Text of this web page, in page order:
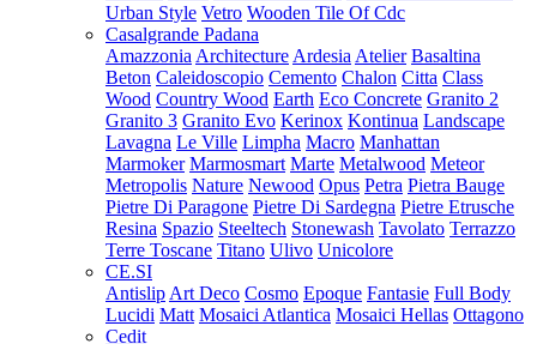
Urban Style Vetro Wooden Tile Of Cdc
Casalgrande Padana
Amazzonia Architecture Ardesia Atelier Basaltina
Beton Caleidoscopio Cemento Chalon Citta Class
Wood Country Wood Earth Eco Concrete Granito 2
Granito 3 Granito Evo Kerinox Kontinua Landscape
Lavagna Le Ville Limpha Macro Manhattan
Marmoker Marmosmart Marte Metalwood Meteor
Metropolis Nature Newood Opus Petra Pietra Bauge
Pietre Di Paragone Pietre Di Sardegna Pietre Etrusche
Resina Spazio Steeltech Stonewash Tavolato Terrazzo
Terre Toscane Titano Ulivo Unicolore
CE.SI
Antislip Art Deco Cosmo Epoque Fantasie Full Body
Lucidi Matt Mosaici Atlantica Mosaici Hellas Ottagono
Cedit